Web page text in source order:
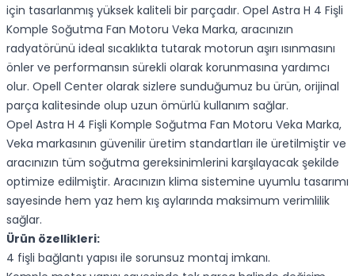
için tasarlanmış yüksek kaliteli bir parçadır. Opel Astra H 4 Fişli
Komple Soğutma Fan Motoru Veka Marka, aracınızın
radyatörünü ideal sıcaklıkta tutarak motorun aşırı ısınmasını
önler ve performansın sürekli olarak korunmasına yardımcı
olur. Opell Center olarak sizlere sunduğumuz bu ürün, orijinal
parça kalitesinde olup uzun ömürlü kullanım sağlar.
Opel Astra H 4 Fişli Komple Soğutma Fan Motoru Veka Marka,
Veka markasının güvenilir üretim standartları ile üretilmiştir ve
aracınızın tüm soğutma gereksinimlerini karşılayacak şekilde
optimize edilmiştir. Aracınızın klima sistemine uyumlu tasarımı
sayesinde hem yaz hem kış aylarında maksimum verimlilik
sağlar.
Ürün özellikleri:
4 fişli bağlantı yapısı ile sorunsuz montaj imkanı.